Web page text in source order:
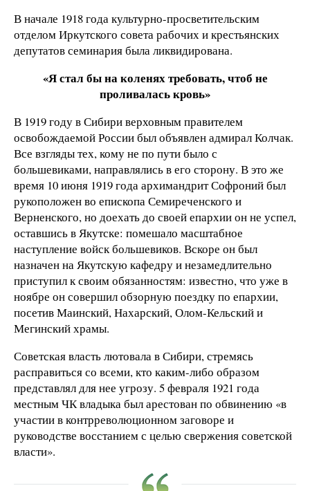
В начале 1918 года культурно-просветительским
отделом Иркутского совета рабочих и крестьянских
депутатов семинария была ликвидирована.
«Я стал бы на коленях требовать, чтоб не
проливалась кровь»
В 1919 году в Сибири верховным правителем
освобождаемой России был объявлен адмирал Колчак.
Все взгляды тех, кому не по пути было с
большевиками, направлялись в его сторону. В это же
время 10 июня 1919 года архимандрит Софроний был
рукоположен во епископа Семиреченского и
Верненского, но доехать до своей епархии он не успел,
оставшись в Якутске: помешало масштабное
наступление войск большевиков. Вскоре он был
назначен на Якутскую кафедру и незамедлительно
приступил к своим обязанностям: известно, что уже в
ноябре он совершил обзорную поездку по епархии,
посетив Маинский, Нахарский, Олом-Кельский и
Мегинский храмы.
Советская власть лютовала в Сибири, стремясь
расправиться со всеми, кто каким-либо образом
представлял для нее угрозу. 5 февраля 1921 года
местным ЧК владыка был арестован по обвинению «в
участии в контрреволюционном заговоре и
руководстве восстанием с целью свержения советской
власти».